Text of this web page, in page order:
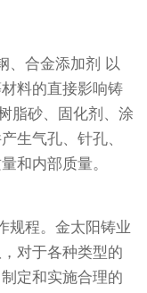
、合金添加剂 以
料的直接影响铸
脂砂、固化剂、涂
生气孔、针孔、
和内部质量。
规程。金太阳铸业
对于各种类型的
定和实施合理的